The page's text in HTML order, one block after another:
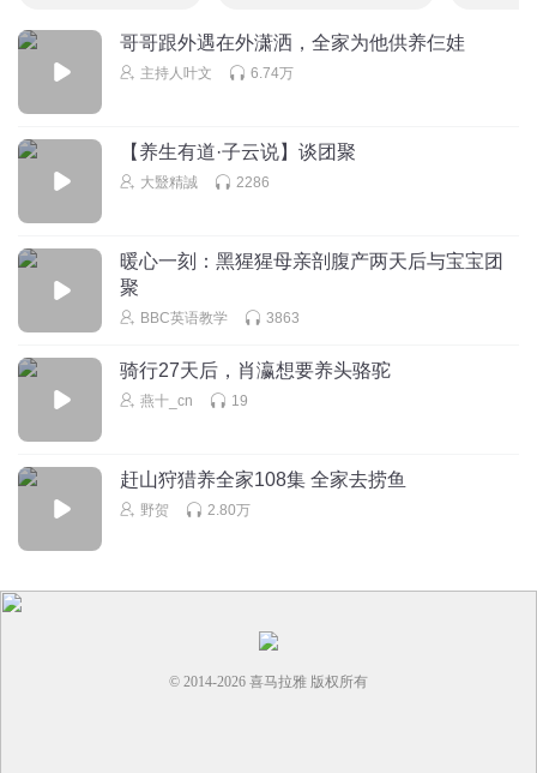
哥哥跟外遇在外潇洒，全家为他供养仨娃
主持人叶文 6.74万
【养生有道·子云说】谈团聚
大毉精誠 2286
暖心一刻：黑猩猩母亲剖腹产两天后与宝宝团
聚
BBC英语教学 3863
骑行27天后，肖瀛想要养头骆驼
燕十_cn 19
赶山狩猎养全家108集 全家去捞鱼
野贺 2.80万
© 2014-2026 喜马拉雅 版权所有